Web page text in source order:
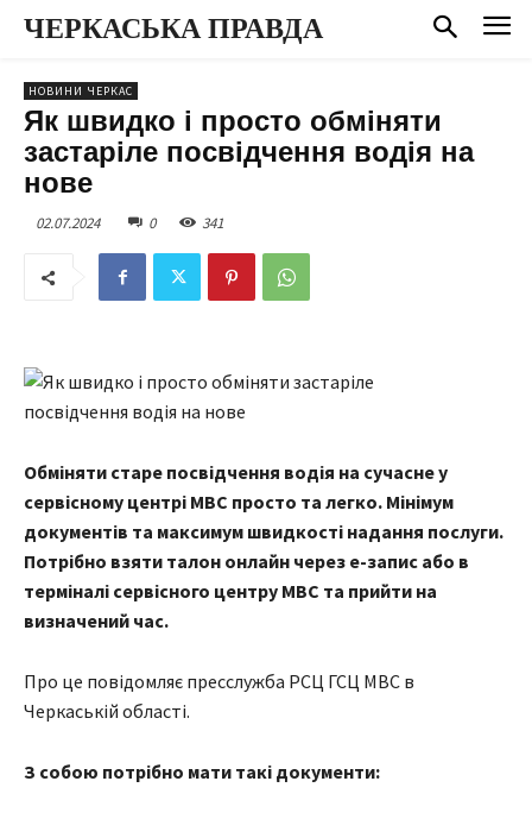
ЧЕРКАСЬКА ПРАВДА
НОВИНИ ЧЕРКАС
Як швидко і просто обміняти
застаріле посвідчення водія на
нове
02.07.2024 0 341
Обміняти старе посвідчення водія на сучасне у
сервісному центрі МВС просто та легко. Мінімум
документів та максимум швидкості надання послуги.
Потрібно взяти талон онлайн через е-запис або в
терміналі сервісного центру МВС та прийти на
визначений час.
Про це повідомляє пресслужба РСЦ ГСЦ МВС в
Черкаській області.
З собою потрібно мати такі документи: